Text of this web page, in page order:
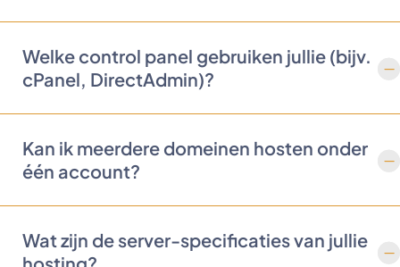
Welke control panel gebruiken jullie (bijv.
cPanel, DirectAdmin)?
Kan ik meerdere domeinen hosten onder
één account?
Wat zijn de server-specificaties van jullie